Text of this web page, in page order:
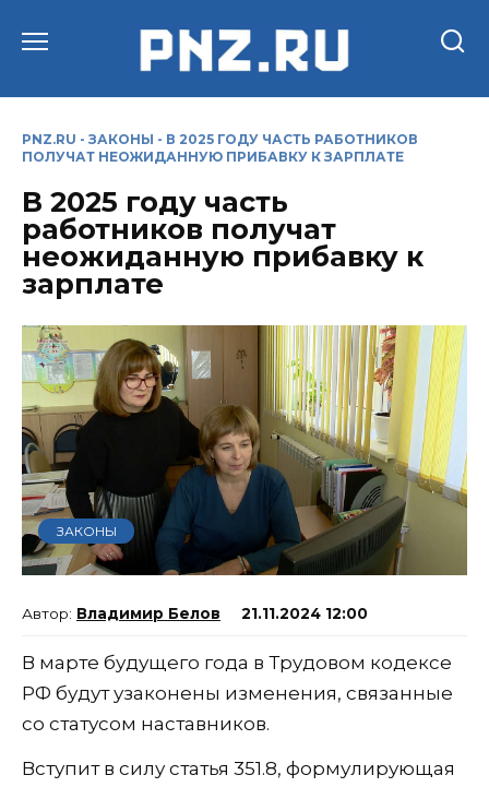
PNZ.RU - ЗАКОНЫ - В 2025 ГОДУ ЧАСТЬ РАБОТНИКОВ
ПОЛУЧАТ НЕОЖИДАННУЮ ПРИБАВКУ К ЗАРПЛАТЕ
В 2025 году часть
работников получат
неожиданную прибавку к
зарплате
ЗАКОНЫ
Владимир Белов 21.11.2024 12:00
В марте будущего года в Трудовом кодексе
РФ будут узаконены изменения, связанные
со статусом наставников.
Вступит в силу статья 351.8, формулирующая